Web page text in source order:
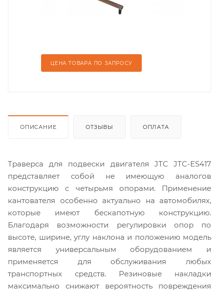
ЦЕНА ТОВАРА ПО ЗАПРОСУ
ОПИСАНИЕ ОТЗЫВЫ ОПЛАТА
Траверса для подвески двигателя JTC JTC-ES417
представляет собой не имеющую аналогов
конструкцию с четырьмя опорами. Применение
кантователя особенно актуально на автомобилях,
которые имеют бескапотную конструкцию.
Благодаря возможности регулировки опор по
высоте, ширине, углу наклона и положению модель
является универсальным оборудованием и
применяется для обслуживания любых
транспортных средств. Резиновые накладки
максимально снижают вероятность повреждения